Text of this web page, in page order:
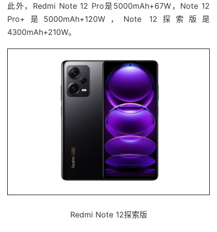
此外，Redmi Note 12 Pro是5000mAh+67W，Note 12
Pro+是5000mAh+120W，Note 12探索版是
4300mAh+210W。
Redmi Note 12探索版